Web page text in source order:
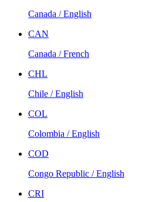
Canada / English
CAN
Canada / French
CHL
Chile / English
COL
Colombia / English
COD
Congo Republic / English
CRI